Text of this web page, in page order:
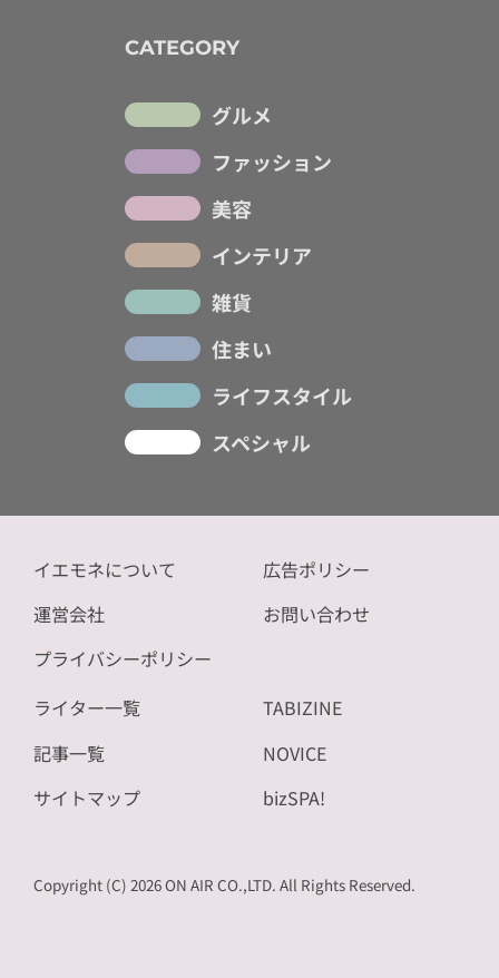
CATEGORY
グルメ
ファッション
美容
インテリア
雑貨
住まい
ライフスタイル
スペシャル
イエモネについて
運営会社
プライバシーポリシー
広告ポリシー
お問い合わせ
ライター一覧
記事一覧
サイトマップ
TABIZINE
NOVICE
bizSPA!
Copyright (C) 2026 ON AIR CO.,LTD. All Rights Reserved.